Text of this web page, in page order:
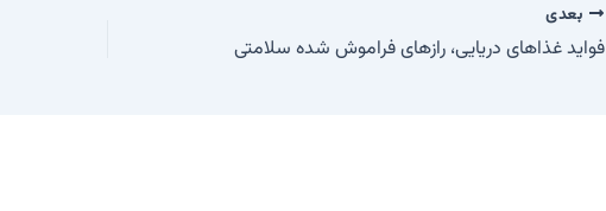
فواید غذاهای دریایی، رازهای فراموش شده سلامتی